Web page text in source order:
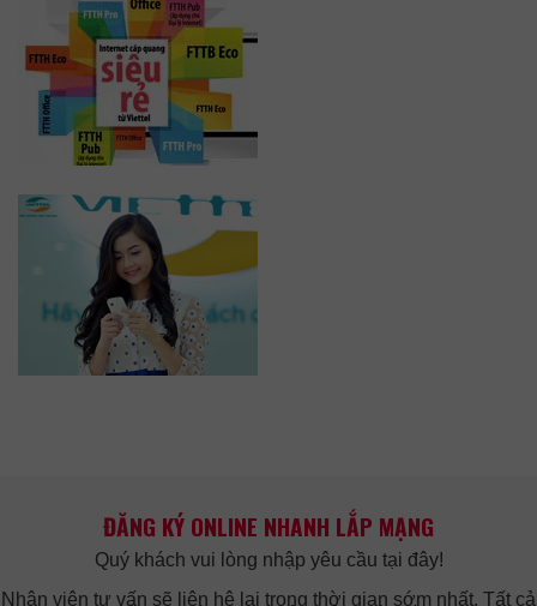
ĐĂNG KÝ ONLINE NHANH LẮP MẠNG
Quý khách vui lòng nhập yêu cầu tại đây!
Nhân viên tư vấn sẽ liên hệ lại trong thời gian sớm nhất. Tất cả